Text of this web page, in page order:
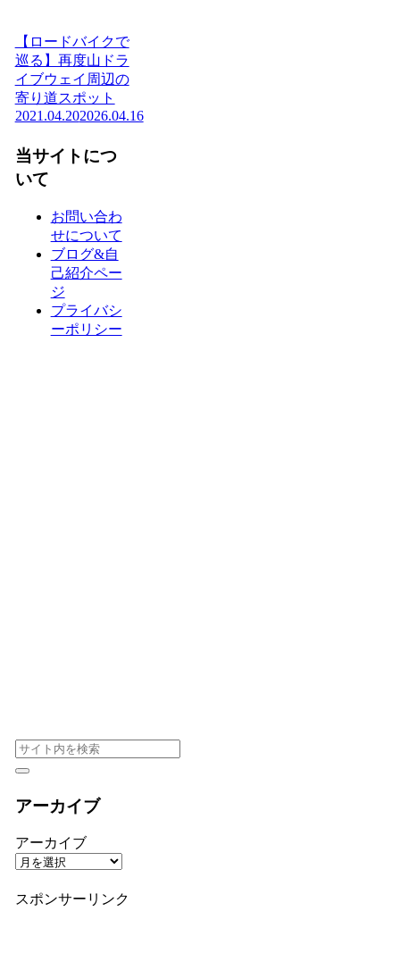
【ロードバイクで
巡る】再度山ドラ
イブウェイ周辺の
寄り道スポット
2021.04.202026.04.16
当サイトにつ
いて
お問い合わ
せについて
ブログ&自
己紹介ペー
ジ
プライバシ
ーポリシー
アーカイブ
アーカイブ
スポンサーリンク